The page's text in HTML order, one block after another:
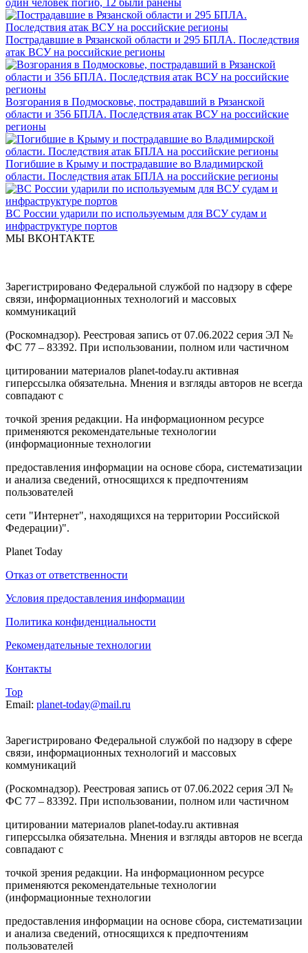
один человек погиб, 12 были ранены
Пострадавшие в Рязанской области и 295 БПЛА. Последствия
атак ВСУ на российские регионы
Возгорания в Подмосковье, пострадавший в Рязанской
области и 356 БПЛА. Последствия атак ВСУ на российские
регионы
Погибшие в Крыму и пострадавшие во Владимирской
области. Последствия атак БПЛА на российские регионы
ВС России ударили по используемым для ВСУ судам и
инфраструктуре портов
МЫ ВКОНТАКТЕ
Зарегистрировано Федеральной службой по надзору в сфере
связи, информационных технологий и массовых
коммуникаций
(Роскомнадзор). Реестровая запись от 07.06.2022 серия ЭЛ №
ФС 77 – 83392. При использовании, полном или частичном
цитировании материалов planet-today.ru активная
гиперссылка обязательна. Мнения и взгляды авторов не всегда
совпадают с
точкой зрения редакции. На информационном ресурсе
применяются рекомендательные технологии
(информационные технологии
предоставления информации на основе сбора, систематизации
и анализа сведений, относящихся к предпочтениям
пользователей
сети "Интернет", находящихся на территории Российской
Федерации)".
Planet Today
Отказ от ответственности
Условия предоставления информации
Политика конфиденциальности
Рекомендательные технологии
Контакты
Top
Email: planet-today@mail.ru
Зарегистрировано Федеральной службой по надзору в сфере
связи, информационных технологий и массовых
коммуникаций
(Роскомнадзор). Реестровая запись от 07.06.2022 серия ЭЛ №
ФС 77 – 83392. При использовании, полном или частичном
цитировании материалов planet-today.ru активная
гиперссылка обязательна. Мнения и взгляды авторов не всегда
совпадают с
точкой зрения редакции. На информационном ресурсе
применяются рекомендательные технологии
(информационные технологии
предоставления информации на основе сбора, систематизации
и анализа сведений, относящихся к предпочтениям
пользователей